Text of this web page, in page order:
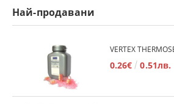
Най-продавани
0.26€ 0.51лв.